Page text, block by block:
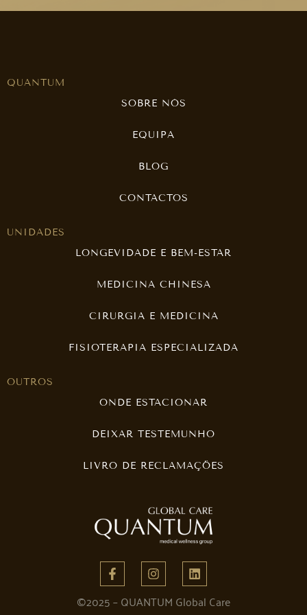
QUANTUM
SOBRE NÓS
EQUIPA
BLOG
CONTACTOS
UNIDADES
LONGEVIDADE E BEM-ESTAR
MEDICINA CHINESA
CIRURGIA E MEDICINA
FISIOTERAPIA ESPECIALIZADA
OUTROS
ONDE ESTACIONAR
DEIXAR TESTEMUNHO
LIVRO DE RECLAMAÇÕES
©2025 – QUANTUM Global Care